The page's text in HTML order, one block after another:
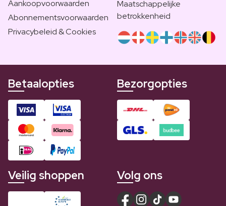
Aankoopvoorwaarden
Abonnementsvoorwaarden
Privacybeleid & Cookies
Maatschappelijke
betrokkenheid
Betaalopties Bezorgopties
Veilig shoppen Volg ons